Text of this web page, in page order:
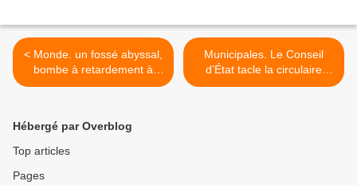
< Monde. un fossé abyssal,
bombe à retardement à
mèches multiples
Municipales. Le Conseil
d’État tacle la circulaire
Castaner (Diego Chauvet,
Hébergé par Overblog
Top articles
Pages